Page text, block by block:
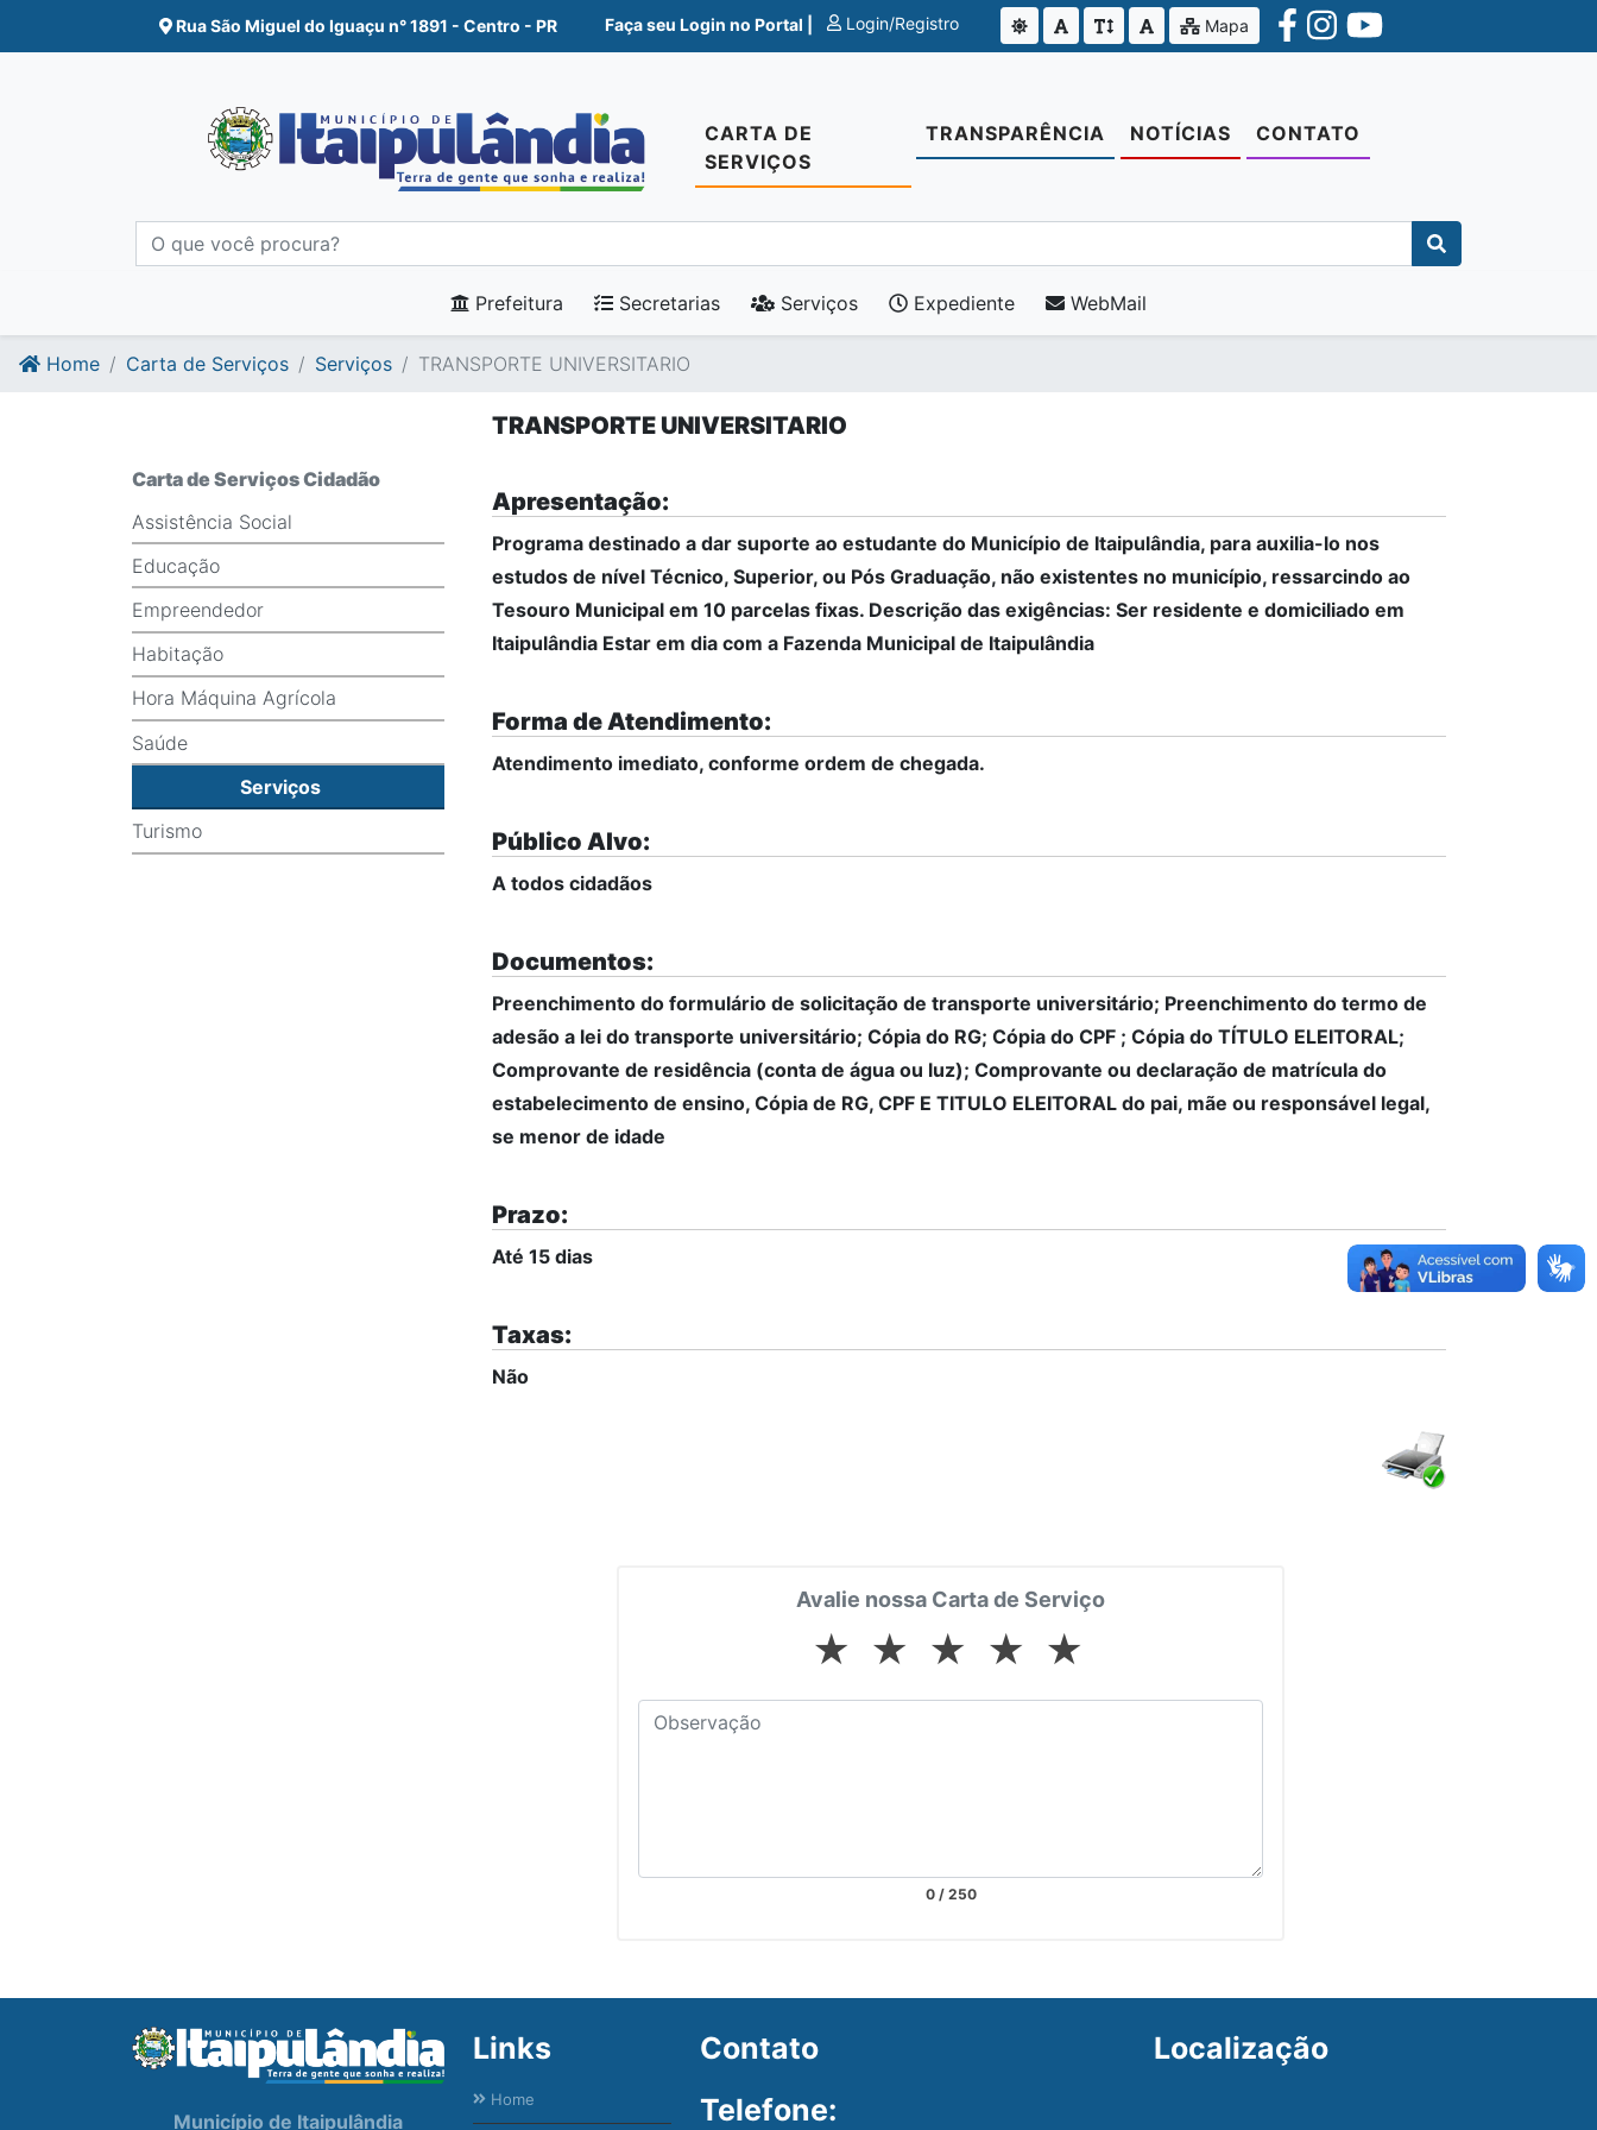
Ir para o conte�do
Ir para o fim do conte�do
Rua São Miguel do Iguaçu n° 1891 - Centro - PR Faça seu Login no Portal | Login/Registro Mapa
CARTA DE
SERVIÇOS
TRANSPARÊNCIA NOTÍCIAS CONTATO
Prefeitura Secretarias Serviços Expediente WebMail
Home Carta de Serviços Serviços TRANSPORTE UNIVERSITARIO
Carta de Serviços Cidadão
Assistência Social
Educação
Empreendedor
Habitação
Hora Máquina Agrícola
Saúde
Serviços
Turismo
TRANSPORTE UNIVERSITARIO
Apresentação:
Programa destinado a dar suporte ao estudante do Município de Itaipulândia, para auxilia-lo nos
estudos de nível Técnico, Superior, ou Pós Graduação, não existentes no município, ressarcindo ao
Tesouro Municipal em 10 parcelas fixas. Descrição das exigências: Ser residente e domiciliado em
Itaipulândia Estar em dia com a Fazenda Municipal de Itaipulândia
Forma de Atendimento:
Atendimento imediato, conforme ordem de chegada.
Público Alvo:
A todos cidadãos
Documentos:
Preenchimento do formulário de solicitação de transporte universitário; Preenchimento do termo de
adesão a lei do transporte universitário; Cópia do RG; Cópia do CPF ; Cópia do TÍTULO ELEITORAL;
Comprovante de residência (conta de água ou luz); Comprovante ou declaração de matrícula do
estabelecimento de ensino, Cópia de RG, CPF E TITULO ELEITORAL do pai, mãe ou responsável legal,
se menor de idade
Prazo:
Até 15 dias
Taxas:
Não
Avalie nossa Carta de Serviço
★ ★ ★ ★ ★
0/ 250
Município de Itaipulândia
Links
Home
Contato
Telefone:
Localização